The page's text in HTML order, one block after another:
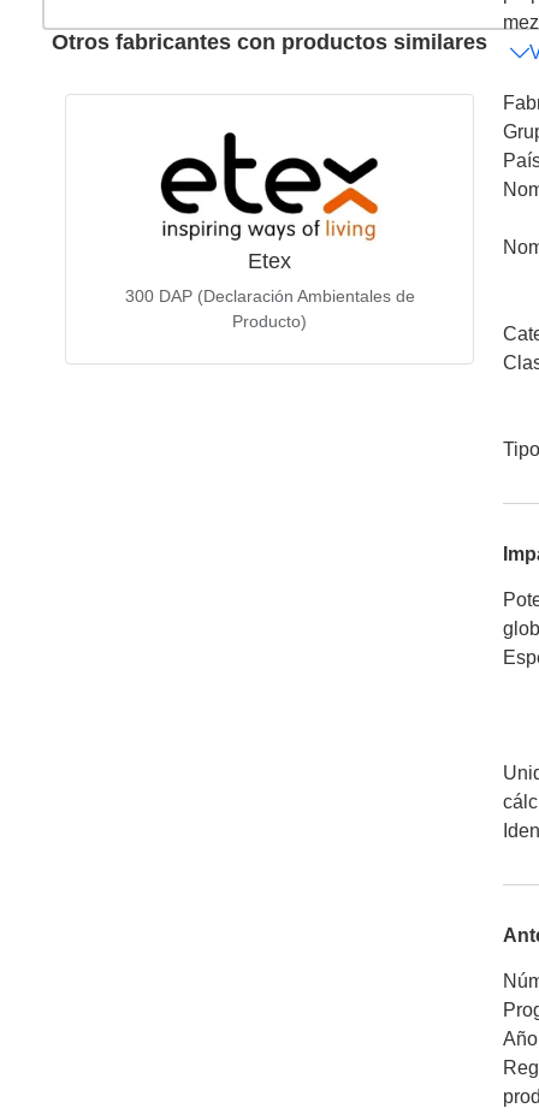
Otros fabricantes con productos similares
Etex
300 DAP (Declaración Ambientales de
Producto)
Tipo